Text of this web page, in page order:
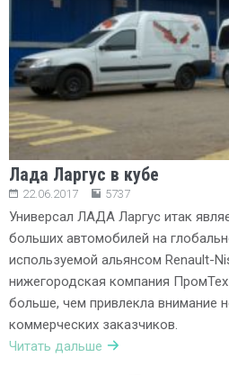
Лада Ларгус в кубе
22.06.2017 5737
Универсал ЛАДА Ларгус итак
больших автомобилей на
используемой альянсом Renault-
нижегородская компания
больше, чем привлекла внимание
коммерческих заказчиков.
Читать дальше